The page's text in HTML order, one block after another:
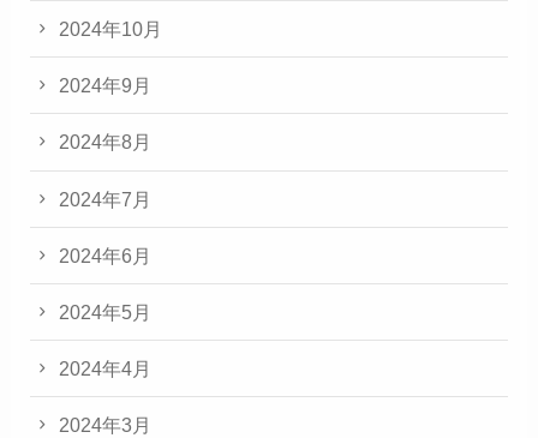
2024年10月
2024年9月
2024年8月
2024年7月
2024年6月
2024年5月
2024年4月
2024年3月